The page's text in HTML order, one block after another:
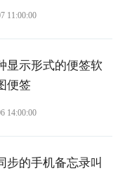
11:00:00
显示形式的便签软
便签
14:00:00
步的手机备忘录叫